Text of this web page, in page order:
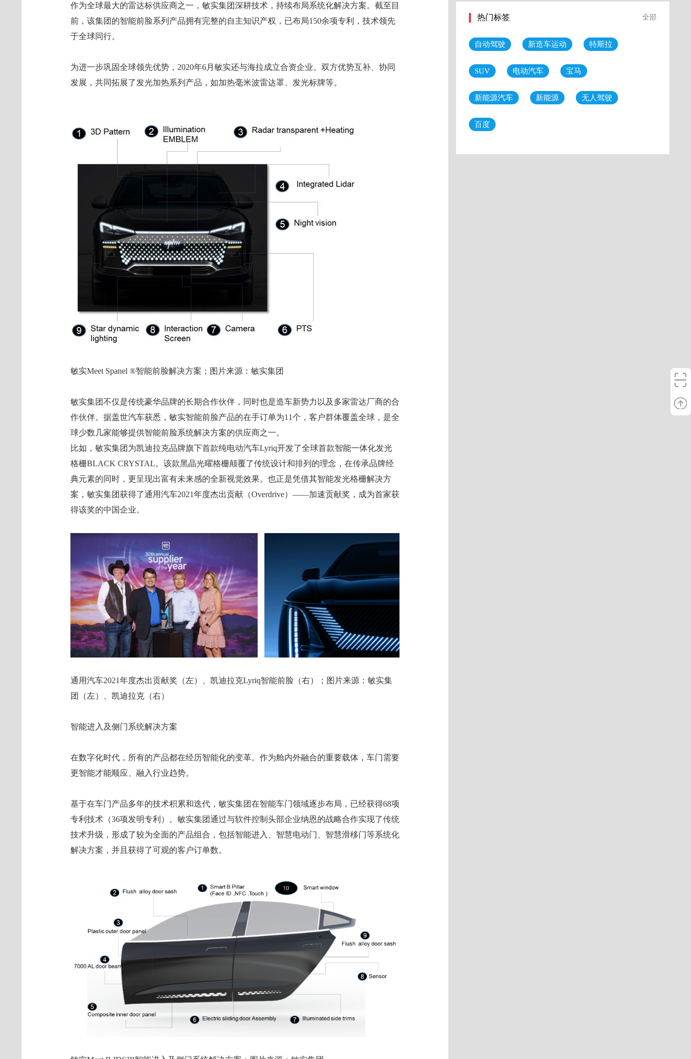
作为全球最大的雷达标供应商之一，敏实集团深耕技术，持续布局系统化解决方案。截至目
前，该集团的智能前脸系列产品拥有完整的自主知识产权，已布局150余项专利，技术领先
于全球同行。
为进一步巩固全球领先优势，2020年6月敏实还与海拉成立合资企业。双方优势互补、协同
发展，共同拓展了发光加热系列产品，如加热毫米波雷达罩、发光标牌等。
敏实Meet Spanel ®智能前脸解决方案；图片来源：敏实集团
敏实集团不仅是传统豪华品牌的长期合作伙伴，同时也是造车新势力以及多家雷达厂商的合
作伙伴。据盖世汽车获悉，敏实智能前脸产品的在手订单为11个，客户群体覆盖全球，是全
球少数几家能够提供智能前脸系统解决方案的供应商之一。
比如，敏实集团为凯迪拉克品牌旗下首款纯电动汽车Lyriq开发了全球首款智能一体化发光
格栅BLACK CRYSTAL。该款黑晶光曜格栅颠覆了传统设计和排列的理念，在传承品牌经
典元素的同时，更呈现出富有未来感的全新视觉效果。也正是凭借其智能发光格栅解决方
案，敏实集团获得了通用汽车2021年度杰出贡献（Overdrive）——加速贡献奖，成为首家获
得该奖的中国企业。
通用汽车2021年度杰出贡献奖（左）、凯迪拉克Lyriq智能前脸（右）；图片来源：敏实集
团（左）、凯迪拉克（右）
智能进入及侧门系统解决方案
在数字化时代，所有的产品都在经历智能化的变革。作为舱内外融合的重要载体，车门需要
更智能才能顺应、融入行业趋势。
基于在车门产品多年的技术积累和迭代，敏实集团在智能车门领域逐步布局，已经获得68项
专利技术（36项发明专利）。敏实集团通过与软件控制头部企业纳恩的战略合作实现了传统
技术升级，形成了较为全面的产品组合，包括智能进入、智慧电动门、智慧滑移门等系统化
解决方案，并且获得了可观的客户订单数。
热门标签 全部
自动驾驶 新造车运动 特斯拉
SUV 电动汽车 宝马
新能源汽车 新能源 无人驾驶
百度